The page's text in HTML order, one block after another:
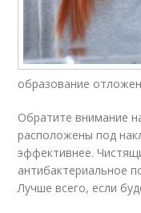
образование
Обратите внимание
расположены под
эффективнее.
антибактериальное
Лучше всего, если